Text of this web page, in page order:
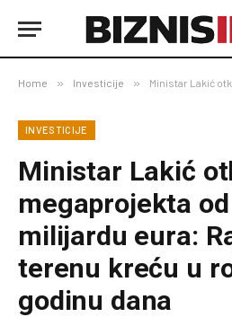
Home » Investicije » Ministar Lakić otkrio detalje
INVESTICIJE
Ministar Lakić
megaprojekta
milijardu eura:
terenu kreću u
godinu dana